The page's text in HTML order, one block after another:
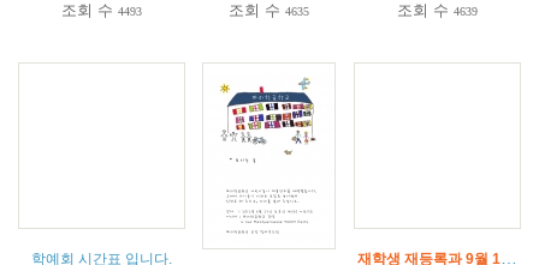
조회 수4493 조회 수4635 조회 수 4639
학예회 시간표 입니다.
재학생 재등록과 9월 12일 입학 안내